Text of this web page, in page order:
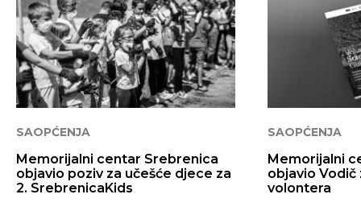
SAOPĆENJA
Memorijalni centar Srebrenica
objavio poziv za učešće djece za
2. SrebrenicaKids
SAOPĆENJA
Memorijalni
objavio
volontera